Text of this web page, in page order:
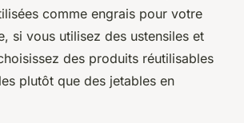
comme engrais pour votre
si vous utilisez des ustensiles et
des produits réutilisables
plutôt que des jetables en